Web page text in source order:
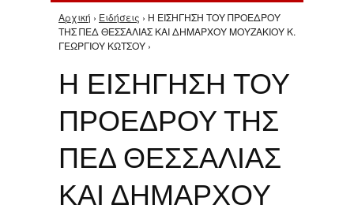
Είστε εδώ
Αρχική › Ειδήσεις › Η ΕΙΣΗΓΗΣΗ ΤΟΥ ΠΡΟΕΔΡΟΥ
ΤΗΣ ΠΕΔ ΘΕΣΣΑΛΙΑΣ ΚΑΙ ΔΗΜΑΡΧΟΥ ΜΟΥΖΑΚΙΟΥ Κ.
ΓΕΩΡΓΙΟΥ ΚΩΤΣΟΥ ›
Η ΕΙΣΗΓΗΣΗ ΤΟΥ
ΠΡΟΕΔΡΟΥ ΤΗΣ
ΠΕΔ ΘΕΣΣΑΛΙΑΣ
ΚΑΙ ΔΗΜΑΡΧΟΥ